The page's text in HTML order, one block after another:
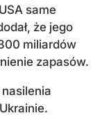
same
że jego
miliardów
zapasów.